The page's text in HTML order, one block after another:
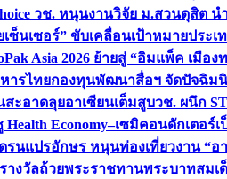
วช. หนุนงานวิจัย ม.สวนดุสิต น
นเซอร์” ขับเคลื่อนเป้าหมายประ
Asia 2026 ย้ายสู่ “อิมแพ็ค เมื
ารไทยกองทุนพัฒนาสื่อฯ จัดปัจฉิมนิ
ะอาดลุยอาเซียนเต็มสูบวช. ผนึก
Health Economy–เซมิคอนดักเตอร์
นแปรอักษร หนุนท่องเที่ยวงาน “อ
งวัลถ้วยพระราชทานพระบาทสมเ